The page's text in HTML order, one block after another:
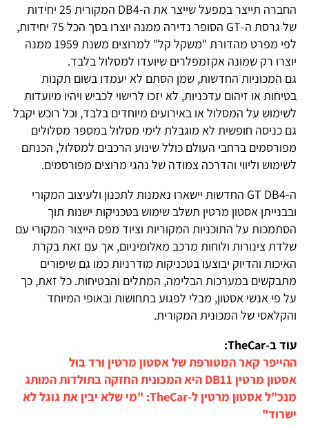
החברה תייצר במפעל שייצר את ה-DB4 המקורית 25 יחידות
של גרסת ה-GT הסופר נדירה ממנה יוצרו בסך הכל 75 יחידות,
לפי מפרט מהדורת "משקל קל" למרוצים משנת 1959 ממנה
יוצרו רק שמונה אקזמפלרים שיועדו למסלול בלבד.
גם המכוניות החדשות, שמן הסתם לא יעמדו בשום תקנות
בטיחות או זיהום עדכניות, לא יזכו לרישוי לכביש ויהיו מיועדות
לשימוש על המסלול או באירועים מיוחדים בלבד, וכל רוכש יקבל
גם כניסה חופשית לא מוגבלת לימי מסלול במספר מסלולים
מפורסמים ברחבי העולם כולל שינוע הרכבים למסלול, הכנתם
לשימוש וליווי והדרכה צמודה של נהגי מרוצים מפורסמים.
ה-GT DB4 החדשות יישארו נאמנות לתכנון ולעיצוב המקורי
ובבנייתן אסטון מרטין תשלב שימוש בטכניקות ישנות תוך
הסתמכות על התוכניות המקוריות וציוד מפס הייצור המקורי עם
שלדת צינורות ולוחות מרכב מאלומיניום, אך עם זאת בקרת
האיכות והדיוק יבוצעו בטכניקות מודרניות כמו גם שיפורים
מתבקשים במערכות הבלימה, המתלים והבטיחות. כל זאת, כך
על פי אנשי אסטון, מבלי לפגוע בתחושות ובאופי המיוחד
והקלאסי של המכונית המקורית.
עוד ב-TheCar:
ההייפר קאר המטורפת של אסטון מרטין ורד בול
אסטון מרטין DB11 היא המכונית החזקה בתולדות המותג
מנכ"ל אסטון מרטין ל-TheCar: "מי שלא יבין את גוגל לא
ישרוד"